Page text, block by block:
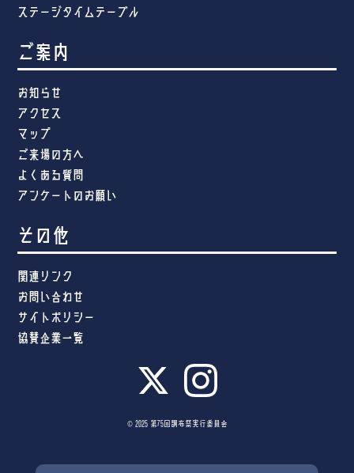
ステージタイムテーブル
ご案内
お知らせ
アクセス
マップ
ご来場の方へ
よくある質問
アンケートのお願い
その他
関連リンク
お問い合わせ
サイトポリシー
協賛企業一覧
© 2025 第75回調布祭実行委員会